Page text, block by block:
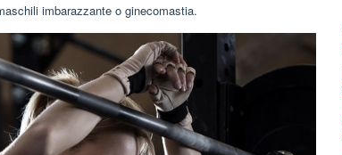
imbarazzante o ginecomastia.